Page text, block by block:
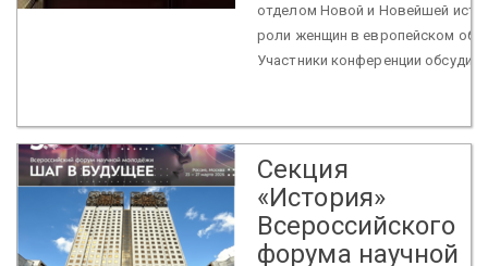
отделом Новой и Новейшей
роли женщин в европейском
Участники конференции
Секция
«История»
Всероссийского
форума научной